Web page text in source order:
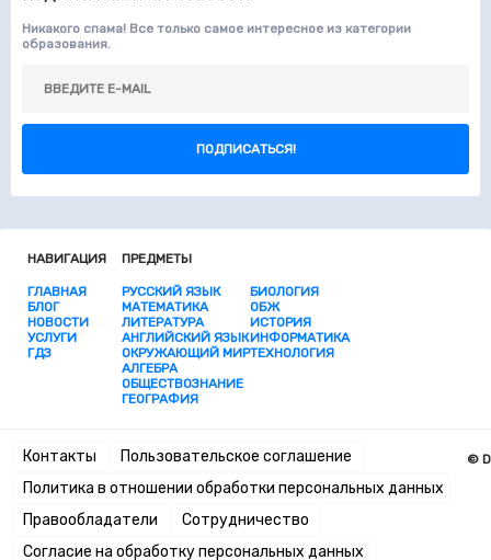
Никакого спама! Все только самое интересное из категории
образования.
ПОДПИСАТЬСЯ!
НАВИГАЦИЯ
ГЛАВНАЯ
БЛОГ
НОВОСТИ
УСЛУГИ
ГДЗ
ПРЕДМЕТЫ
РУССКИЙ ЯЗЫК
МАТЕМАТИКА
ЛИТЕРАТУРА
АНГЛИЙСКИЙ ЯЗЫК
ОКРУЖАЮЩИЙ МИР
АЛГЕБРА
ОБЩЕСТВОЗНАНИЕ
ГЕОГРАФИЯ
БИОЛОГИЯ
ОБЖ
ИСТОРИЯ
ИНФОРМАТИКА
ТЕХНОЛОГИЯ
Контакты
Пользовательское соглашение
Политика в отношении обработки персональных данных
Правообладатели
Сотрудничество
Согласие на обработку персональных данных
©